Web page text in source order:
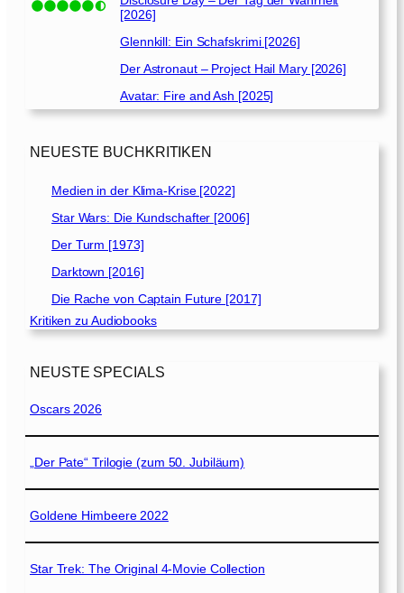
[2026]
Glennkill: Ein Schafskrimi [2026]
Der Astronaut – Project Hail Mary [2026]
Avatar: Fire and Ash [2025]
NEUESTE BUCHKRITIKEN
Medien in der Klima-Krise [2022]
Star Wars: Die Kundschafter [2006]
Der Turm [1973]
Darktown [2016]
Die Rache von Captain Future [2017]
Kritiken zu Audiobooks
NEUSTE SPECIALS
Oscars 2026
„Der Pate“ Trilogie (zum 50. Jubiläum)
Goldene Himbeere 2022
Star Trek: The Original 4-Movie Collection